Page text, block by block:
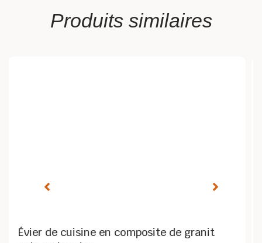
Produits similaires
Évier de cuisine en acier inoxydable